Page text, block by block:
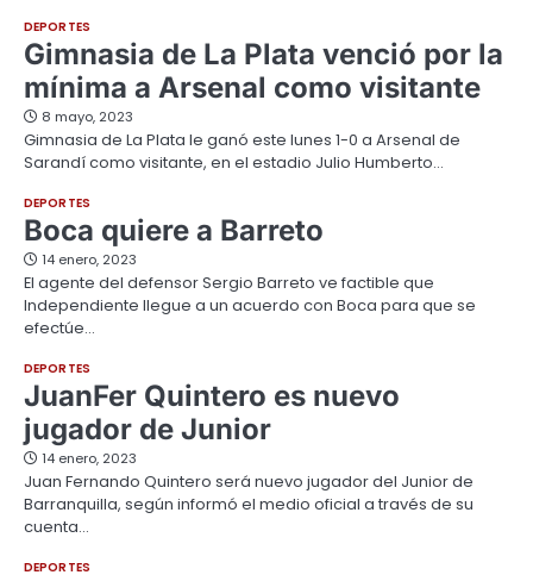
DEPORTES
Gimnasia de La Plata venció por la
mínima a Arsenal como visitante
8 mayo, 2023
Gimnasia de La Plata le ganó este lunes 1-0 a Arsenal de
Sarandí como visitante, en el estadio Julio Humberto…
DEPORTES
Boca quiere a Barreto
14 enero, 2023
El agente del defensor Sergio Barreto ve factible que
Independiente llegue a un acuerdo con Boca para que se
efectúe…
DEPORTES
JuanFer Quintero es nuevo
jugador de Junior
14 enero, 2023
Juan Fernando Quintero será nuevo jugador del Junior de
Barranquilla, según informó el medio oficial a través de su
cuenta…
DEPORTES